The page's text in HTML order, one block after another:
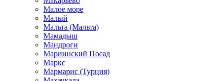
Малое море
Малый
Мальта (Мальта)
Мамадыш
Мандроги
Мариинский Посад
Маркс
Мармарис (Турция)